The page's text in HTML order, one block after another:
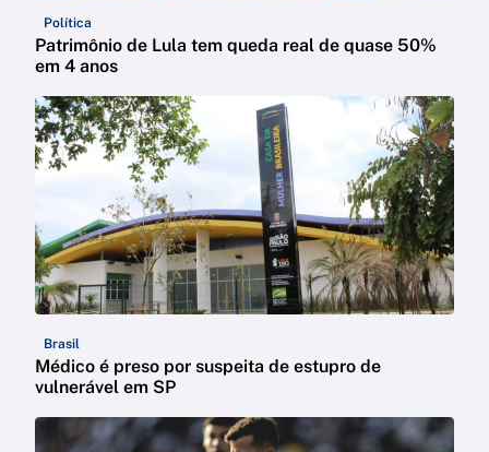
Política
Patrimônio de Lula tem queda real de quase 50%
em 4 anos
Brasil
Médico é preso por suspeita de estupro de
vulnerável em SP